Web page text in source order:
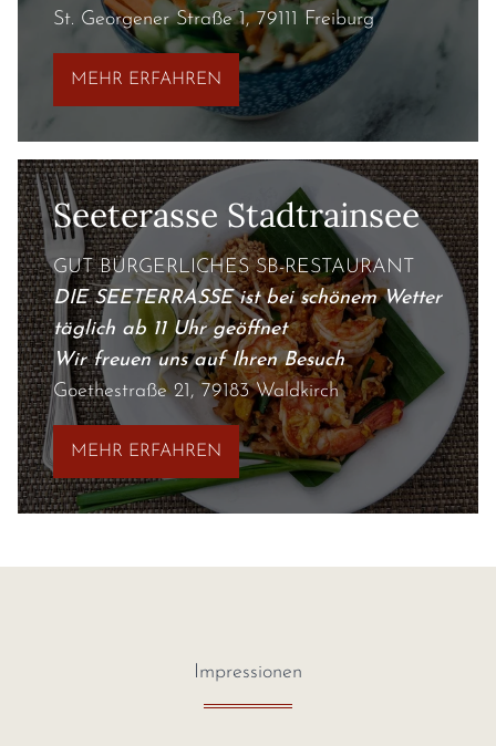
St. Georgener Straße 1, 79111 Freiburg
MEHR ERFAHREN
Seeterasse Stadtrainsee
GUT BÜRGERLICHES SB-RESTAURANT
DIE SEETERRASSE ist bei schönem Wetter
täglich ab 11 Uhr geöffnet
Wir freuen uns auf Ihren Besuch
Goethestraße 21, 79183 Waldkirch
MEHR ERFAHREN
Impressionen